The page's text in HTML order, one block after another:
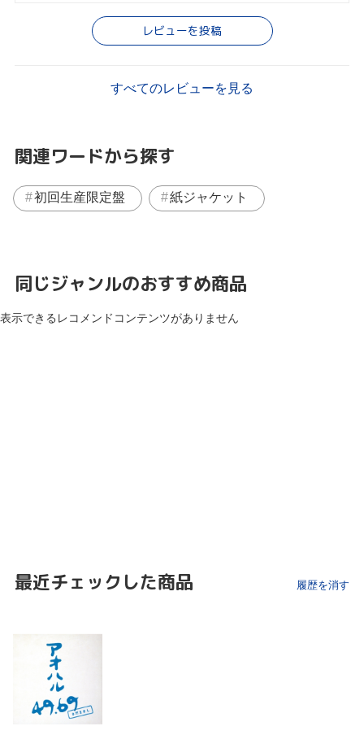
レビューを投稿
すべてのレビューを見る
関連ワードから探す
初回生産限定盤 紙ジャケット
同じジャンルのおすすめ商品
表示できるレコメンドコンテンツがありません
最近チェックした商品 履歴を消す